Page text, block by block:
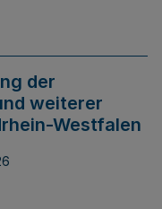
der
weiterer
Westfalen